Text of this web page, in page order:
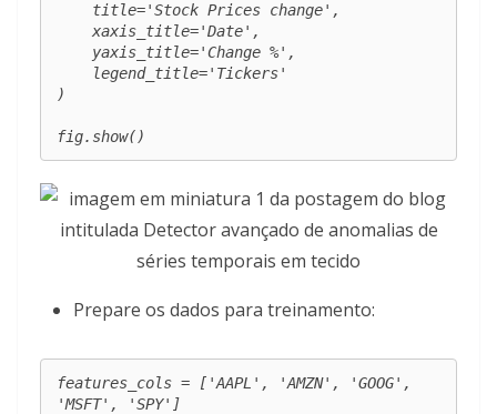
    xaxis_title='Date',
)
fig.show()
Prepare os dados para treinamento:
features_cols = ['AAPL', 'AMZN', 'GOOG',
'MSFT', 'SPY']